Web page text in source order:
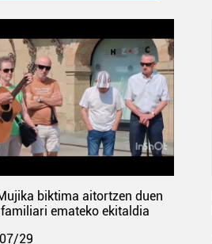
biktima aitortzen duen
emateko ekitaldia
29